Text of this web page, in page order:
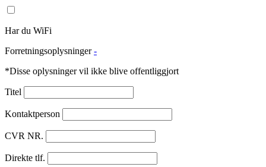
Har du WiFi
Forretningsoplysninger -
*Disse oplysninger vil ikke blive offentliggjort
Titel
Kontaktperson
CVR NR.
Direkte tlf.